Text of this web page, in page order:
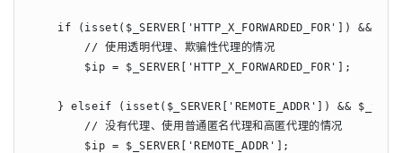
if (isset($_SERVER['HTTP_X_FORWARDED_FOR']) &&
        // 使用透明代理、欺骗性代理的情况
        $ip = $_SERVER['HTTP_X_FORWARDED_FOR'];
} elseif (isset($_SERVER['REMOTE_ADDR']) &&
        // 没有代理、使用普通匿名代理和高匿代理的情况
        $ip = $_SERVER['REMOTE_ADDR'];